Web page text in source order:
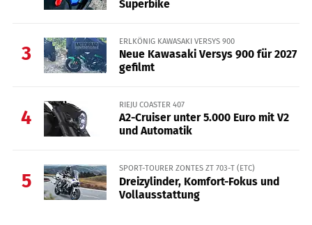
Superbike
3
ERLKÖNIG KAWASAKI VERSYS 900
Neue Kawasaki Versys 900 für 2027
gefilmt
4
RIEJU COASTER 407
A2-Cruiser unter 5.000 Euro mit V2
und Automatik
5
SPORT-TOURER ZONTES ZT 703-T (ETC)
Dreizylinder, Komfort-Fokus und
Vollausstattung